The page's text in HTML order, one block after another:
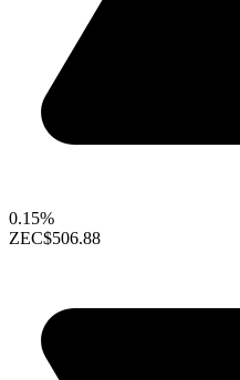
0.15%
ZEC$506.88